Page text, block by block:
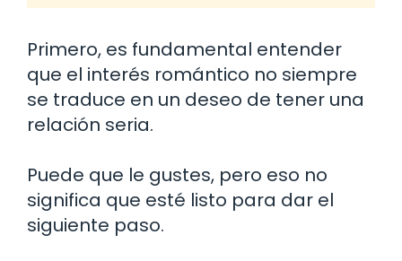
Primero, es fundamental entender
que el interés romántico no siempre
se traduce en un deseo de tener una
relación seria.
Puede que le gustes, pero eso no
significa que esté listo para dar el
siguiente paso.